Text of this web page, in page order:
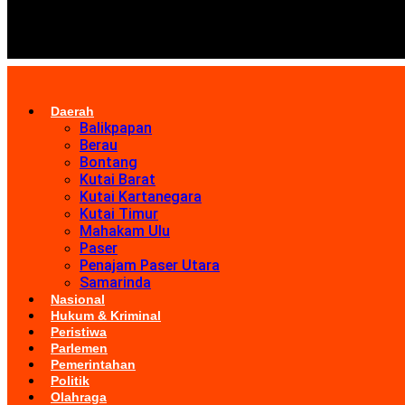
Daerah
Balikpapan
Berau
Bontang
Kutai Barat
Kutai Kartanegara
Kutai Timur
Mahakam Ulu
Paser
Penajam Paser Utara
Samarinda
Nasional
Hukum & Kriminal
Peristiwa
Parlemen
Pemerintahan
Politik
Olahraga